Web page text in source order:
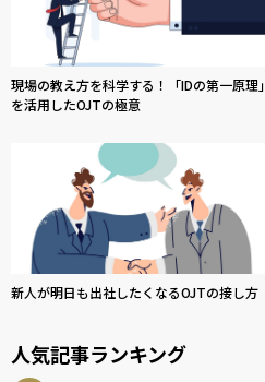
現場の教え方を科学する！「IDの第一原理」
を活用したOJTの極意
新人が明日も出社したくなるOJTの接し方
人気記事ランキング